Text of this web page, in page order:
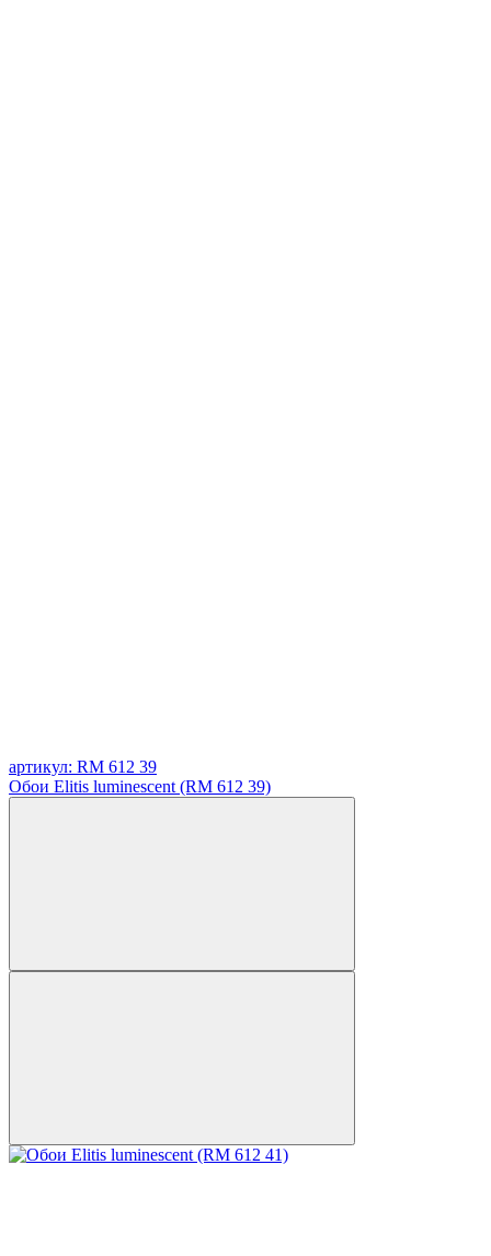
артикул: RM 612 39
Обои Elitis luminescent (RM 612 39)